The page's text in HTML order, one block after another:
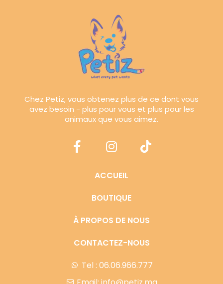
Chez Petiz, vous obtenez plus de ce dont vous
avez besoin - plus pour vous et plus pour les
animaux que vous aimez.
ACCUEIL
BOUTIQUE
À PROPOS DE NOUS
CONTACTEZ-NOUS
Tel : 06.06.966.777